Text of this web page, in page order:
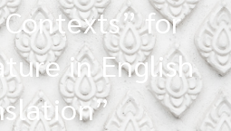
for
in English